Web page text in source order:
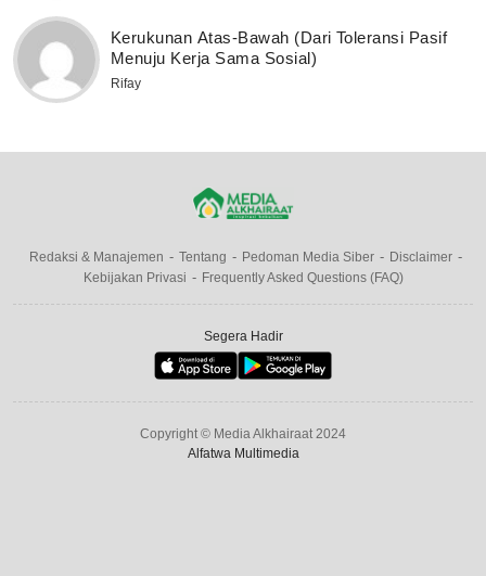
Kerukunan Atas-Bawah (Dari Toleransi Pasif
Menuju Kerja Sama Sosial)
Rifay
Redaksi & Manajemen Tentang Pedoman Media Siber
Disclaimer
Kebijakan Privasi
Frequently Asked Questions (FAQ)
Segera Hadir
Copyright © Media Alkhairaat 2024
Alfatwa Multimedia